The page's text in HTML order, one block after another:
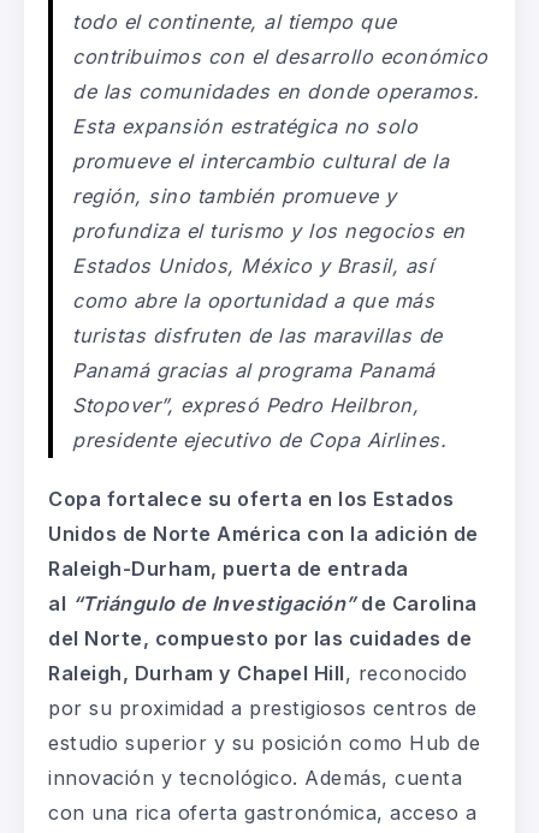
todo el continente, al tiempo que
contribuimos con el desarrollo económico
de las comunidades en donde operamos.
Esta expansión estratégica no solo
promueve el intercambio cultural de la
región, sino también promueve y
profundiza el turismo y los negocios en
Estados Unidos, México y Brasil, así
como abre la oportunidad a que más
turistas disfruten de las maravillas de
Panamá gracias al programa Panamá
Stopover”, expresó Pedro Heilbron,
presidente ejecutivo de Copa Airlines.
Copa fortalece su oferta en los Estados
Unidos de Norte América con la adición de
Raleigh-Durham, puerta de entrada
al “Triángulo de Investigación”de Carolina
del Norte, compuesto por las cuidades de
Raleigh, Durham y Chapel Hill, reconocido
por su proximidad a prestigiosos centros de
estudio superior y su posición como Hub de
innovación y tecnológico. Además, cuenta
con una rica oferta gastronómica, acceso a